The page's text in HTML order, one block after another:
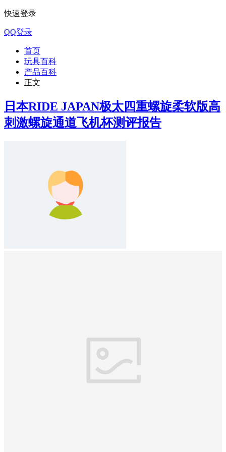
快速登录
QQ登录
首页
玩具百科
产品百科
正文
日本RIDE JAPAN极太四重螺旋柔软版高
刺激螺旋通道飞机杯测评报告